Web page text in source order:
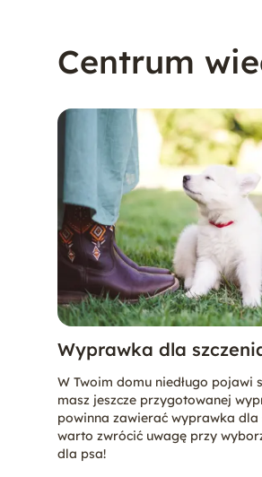
Doberman
Jack Russell Terrier
Jamnik
Maltańczyk
Mastif Tybetański
Centrum
Wyprawka dla
przygotować się na
szczeniaka w domu?
W Twoim domu niedługo pojawi
masz jeszcze przygotowanej
powinna zawierać wyprawka dla
warto zwrócić uwagę przy
dla psa!